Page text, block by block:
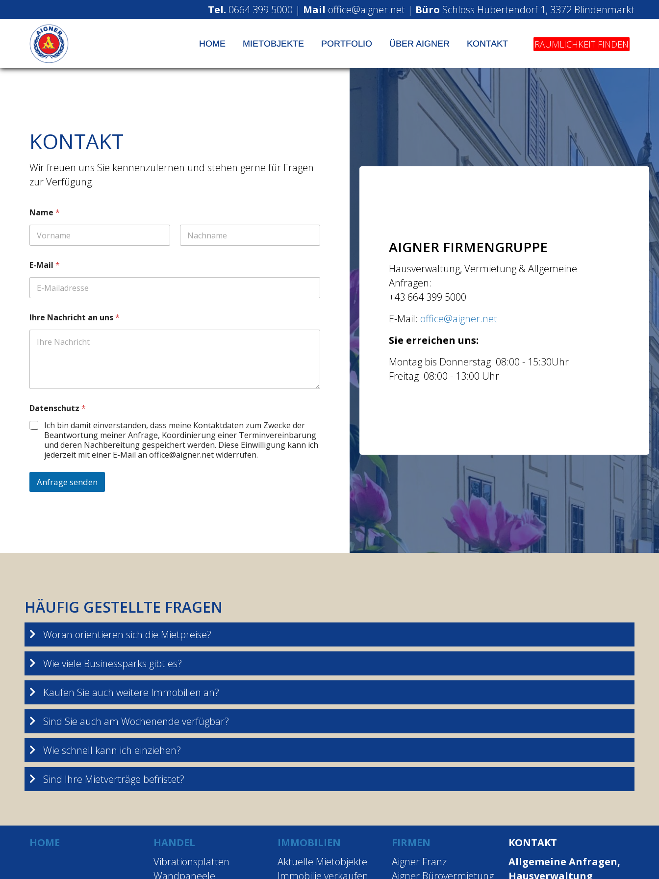
Tel. 0664 399 5000 | Mail office@aigner.net | Büro Schloss Hubertendorf 1, 3372 Blindenmarkt
HOME MIETOBJEKTE PORTFOLIO ÜBER AIGNER KONTAKT RÄUMLICHKEIT FINDEN
KONTAKT
Wir freuen uns Sie kennenzulernen und stehen gerne für Fragen
zur Verfügung.
h
r
a
N
a
c
r
c
Name *
E-Mail *
Ihre Nachricht an uns*
Datenschutz *
Ich bin damit einverstanden, dass meine Kontaktdaten zum Zwecke der
Beantwortung meiner Anfrage, Koordinierung einer Terminvereinbarung
und deren Nachbereitung gespeichert werden. Diese Einwilligung kann ich
jederzeit mit einer E-Mail an office@aigner.net widerrufen.
Anfrage senden
AIGNER FIRMENGRUPPE
Hausverwaltung, Vermietung & Allgemeine
Anfragen:
+43 664 399 5000
E-Mail: office@aigner.net
Sie erreichen uns:
Montag bis Donnerstag: 08:00 - 15:30Uhr
Freitag: 08:00 - 13:00 Uhr
HÄUFIG GESTELLTE FRAGEN
Woran orientieren sich die Mietpreise?
Wie viele Businessparks gibt es?
Kaufen Sie auch weitere Immobilien an?
Sind Sie auch am Wochenende verfügbar?
Wie schnell kann ich einziehen?
Sind Ihre Mietverträge befristet?
HOME
HANDEL
Vibrationsplatten
Wandpaneele
IMMOBILIEN
Aktuelle Mietobjekte
Immobilie verkaufen
FIRMEN
Aigner Franz
Aigner Bürovermietung
KONTAKT
Allgemeine Anfragen,
Hausverwaltung